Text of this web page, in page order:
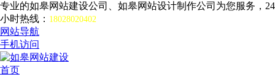
专业的如皋网站建设公司、如皋网站设计制作公司为您服务，24
小时热线： 18028020402
网站导航
手机访问
首页